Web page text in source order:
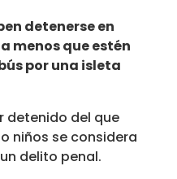
detenerse en
menos que estén
por una isleta
detenido del que
niños se considera
delito penal.